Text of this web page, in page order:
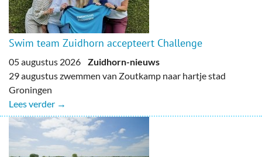
Swim team Zuidhorn accepteert Challenge
05 augustus 2026 Zuidhorn-nieuws
29 augustus zwemmen van Zoutkamp naar hartje stad
Groningen
Lees verder →